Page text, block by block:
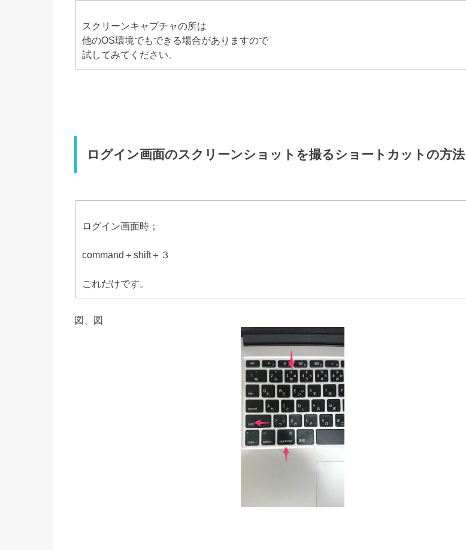
スクリーンキャプチャの所は
他のOS環境でもできる場合がありますので
試してみてください。
ログイン画面のスクリーンショットを撮るショートカットの方法
ログイン画面時；
command＋shift＋３
これだけです。
図、図